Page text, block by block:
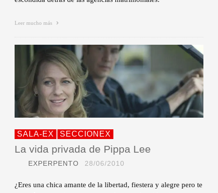
Leer mucho más
SALA-EX SECCIONEX
La vida privada de Pippa Lee
EXPERPENTO 28/06/2010
¿Eres una chica amante de la libertad, fiestera y alegre pero te